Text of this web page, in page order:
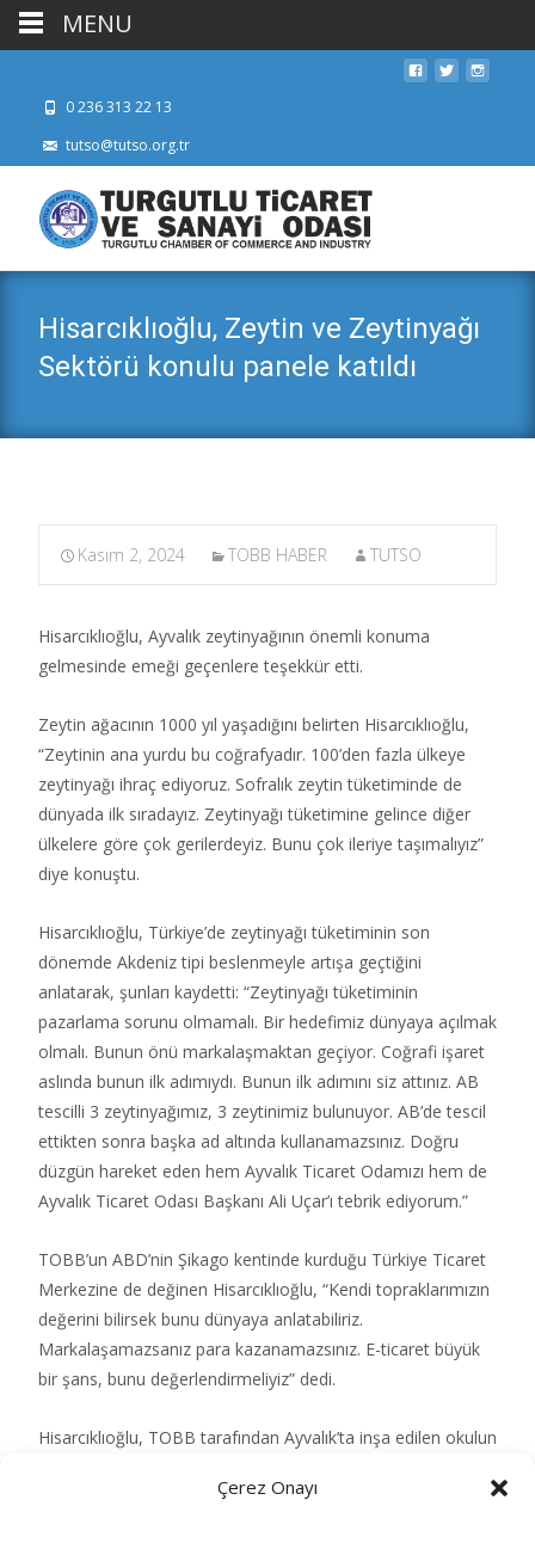
Çerez Onayı
0 236 313 22 13
tutso@tutso.org.tr
Hisarcıklıoğlu, Zeytin ve Zeytinyağı
Sektörü konulu panele katıldı
Kasım 2, 2024 TOBB HABER TUTSO
Hisarcıklıoğlu, Ayvalık zeytinyağının önemli konuma
gelmesinde emeği geçenlere teşekkür etti.
Zeytin ağacının 1000 yıl yaşadığını belirten Hisarcıklıoğlu,
“Zeytinin ana yurdu bu coğrafyadır. 100’den fazla ülkeye
zeytinyağı ihraç ediyoruz. Sofralık zeytin tüketiminde de
dünyada ilk sıradayız. Zeytinyağı tüketimine gelince diğer
ülkelere göre çok gerilerdeyiz. Bunu çok ileriye taşımalıyız”
diye konuştu.
Hisarcıklıoğlu, Türkiye’de zeytinyağı tüketiminin son
dönemde Akdeniz tipi beslenmeyle artışa geçtiğini
anlatarak, şunları kaydetti: “Zeytinyağı tüketiminin
pazarlama sorunu olmamalı. Bir hedefimiz dünyaya açılmak
olmalı. Bunun önü markalaşmaktan geçiyor. Coğrafi işaret
aslında bunun ilk adımıydı. Bunun ilk adımını siz attınız. AB
tescilli 3 zeytinyağımız, 3 zeytinimiz bulunuyor. AB’de tescil
ettikten sonra başka ad altında kullanamazsınız. Doğru
düzgün hareket eden hem Ayvalık Ticaret Odamızı hem de
Ayvalık Ticaret Odası Başkanı Ali Uçar’ı tebrik ediyorum.”
TOBB’un ABD’nin Şikago kentinde kurduğu Türkiye Ticaret
Merkezine de değinen Hisarcıklıoğlu, “Kendi topraklarımızın
değerini bilirsek bunu dünyaya anlatabiliriz.
Markalaşamazsanız para kazanamazsınız. E-ticaret büyük
bir şans, bunu değerlendirmeliyiz” dedi.
Hisarcıklıoğlu, TOBB tarafından Ayvalık’ta inşa edilen okulun
MENU